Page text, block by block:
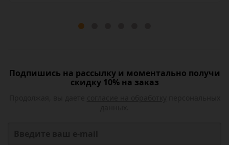
Подпишись на рассылку и моментально получи
скидку 10% на заказ